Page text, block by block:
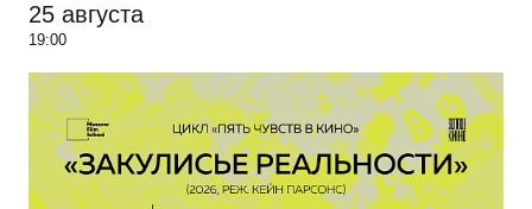
25 августа
19:00